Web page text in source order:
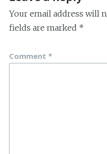
Your email address will
fields are marked *
Comment *